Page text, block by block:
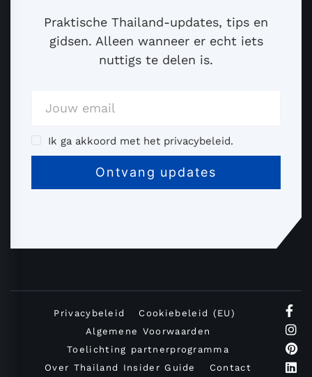
Praktische Thailand-updates, tips en
gidsen. Alleen wanneer er echt iets
nuttigs te delen is.
Ik ga akkoord met het privacybeleid.
Privacybeleid
Cookiebeleid (EU)
Algemene Voorwaarden
Toelichting partnerprogramma
Over Thailand Insider Guide
Contact